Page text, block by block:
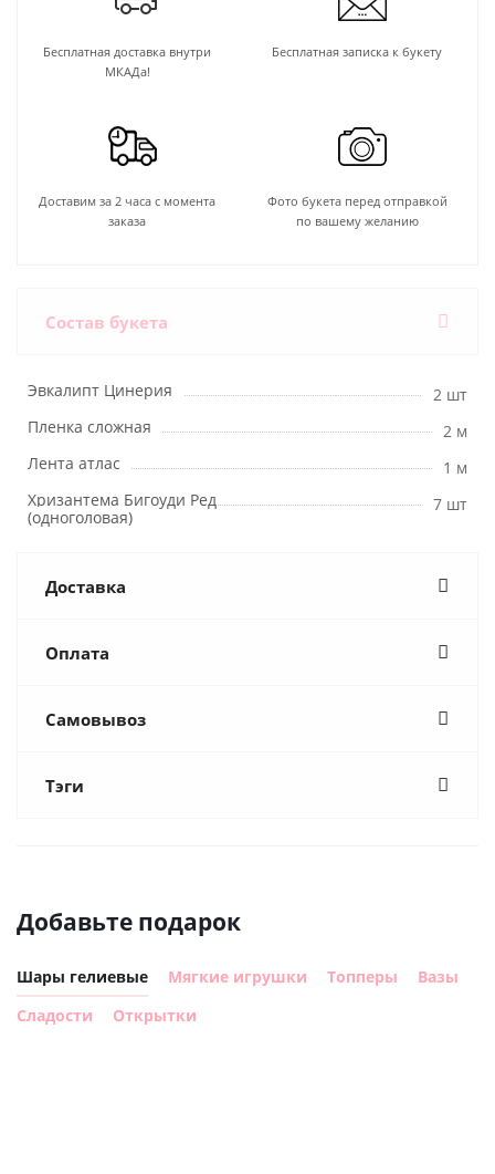
Бесплатная доставка внутри
МКАДа!
Бесплатная записка к букету
Доставим за 2 часа с момента
заказа
Фото букета перед отправкой
по вашему желанию
Состав букета
Эвкалипт Цинерия
2 шт
Пленка сложная
2 м
Лента атлас
1 м
Хризантема Бигоуди Ред
(одноголовая)
7 шт
Доставка
Оплата
Самовывоз
Тэги
Добавьте подарок
Шары гелиевые Мягкие игрушки Топперы
Вазы
Сладости
Открытки